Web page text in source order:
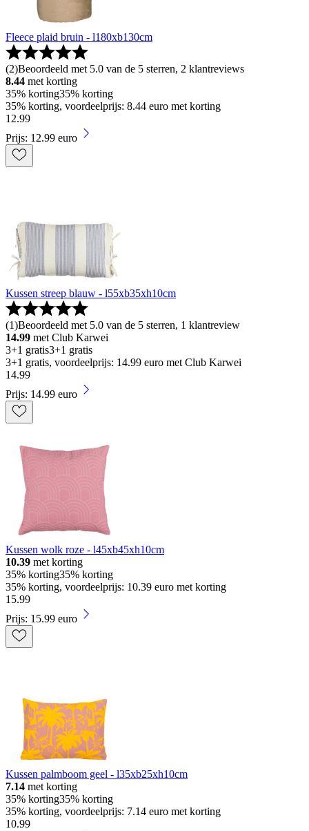
Fleece plaid bruin - l180xb130cm
(2)Beoordeeld met 5.0 van de 5 sterren, 2 klantreviews
8.44 met korting
35% korting35% korting
35% korting, voordeelprijs: 8.44 euro met korting
12.99
Prijs: 12.99 euro
Kussen streep blauw - l55xb35xh10cm
(1)Beoordeeld met 5.0 van de 5 sterren, 1 klantreview
14.99 met Club Karwei
3+1 gratis3+1 gratis
3+1 gratis, voordeelprijs: 14.99 euro met Club Karwei
14.99
Prijs: 14.99 euro
Kussen wolk roze - l45xb45xh10cm
10.39 met korting
35% korting35% korting
35% korting, voordeelprijs: 10.39 euro met korting
15.99
Prijs: 15.99 euro
Kussen palmboom geel - l35xb25xh10cm
7.14 met korting
35% korting35% korting
35% korting, voordeelprijs: 7.14 euro met korting
10.99